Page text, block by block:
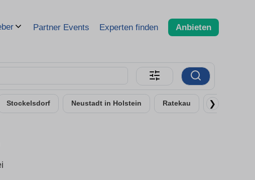
Partner Events Experten finden Anbieten
Stockelsdorf Neustadt in Holstein Ratekau Ratzeburg
❯